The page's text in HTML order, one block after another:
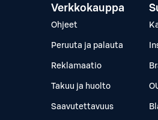
Verkkokauppa
Ohjeet
Peruuta ja palauta
Reklamaatio
Takuu ja huolto
Saavutettavuus